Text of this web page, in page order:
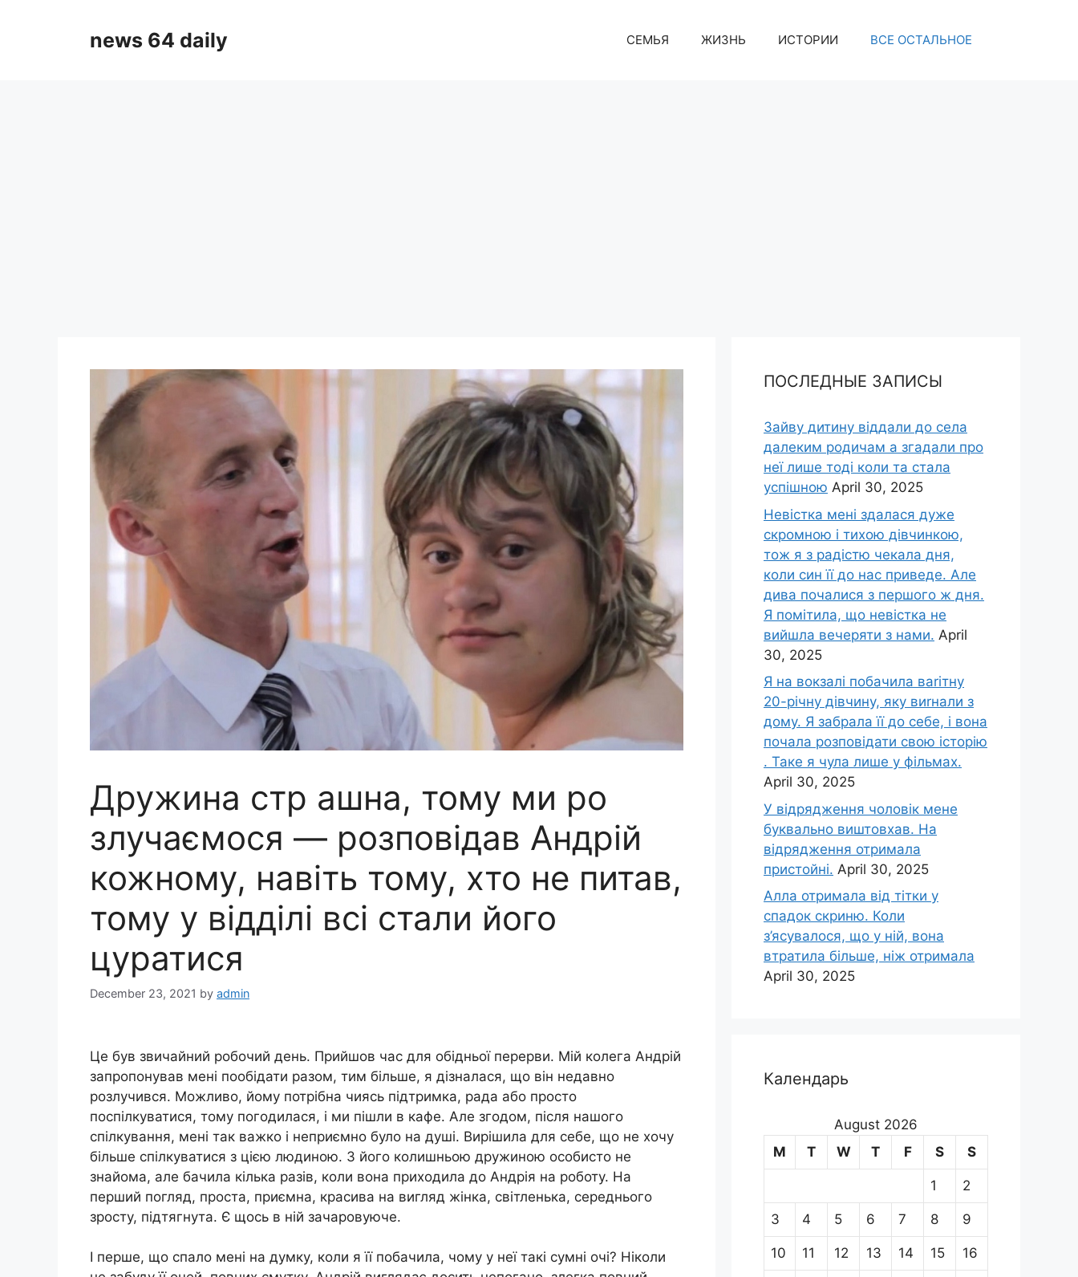
news 64 daily СЕМЬЯ ЖИЗНЬ ИСТОРИИ ВСЕ ОСТАЛЬНОЕ
Дружина стр ашна, тому ми ро
злучаємося — розповідав Андрій
кожному, навіть тому, хто не питав,
тому у відділі всі стали його
цуратися
December 23, 2021 by admin
Це був звичайний робочий день. Прийшов час для обідньої перерви. Мій колега Андрій
запропонував мені пообідати разом, тим більше, я дізналася, що він недавно
розлучився. Можливо, йому потрібна чиясь підтримка, рада або просто
поспілкуватися, тому погодилася, і ми пішли в кафе. Але згодом, після нашого
спілкування, мені так важко і неприємно було на душі. Вирішила для себе, що не хочу
більше спілкуватися з цією людиною. З його колишньою дружиною особисто не
знайома, але бачила кілька разів, коли вона приходила до Андрія на роботу. На
перший погляд, проста, приємна, красива на вигляд жінка, світленька, середнього
зросту, підтягнута. Є щось в ній зачаровуюче.
І перше, що спало мені на думку, коли я її побачила, чому у неї такі сумні очі? Ніколи
ПОСЛЕДНЫЕ ЗАПИСЫ
Зайву дитину віддали до села
далеким родичам а згадали про
неї лише тоді коли та стала
успішною April 30, 2025
Невістка мені здалася дуже
скромною і тихою дівчинкою,
тож я з радістю чекала дня,
коли син її до нас приведе. Але
дива почалися з першого ж дня.
Я помітила, що невістка не
вийшла вечеряти з нами. April
30, 2025
Я на вокзалі побачила ваrітну
20-річну дівчину, яку виrнали з
дому. Я забрала її до себе, і вона
почала розповідати свою історію
. Таке я чула лише у фільмах.
April 30, 2025
У відрядження чоловік мене
буквально виштовхав. На
відрядження отримала
пристойні. April 30, 2025
Алла отримала від тітки у
спадок скриню. Коли
з’ясувалося, що у ній, вона
втратила більше, ніж отримала
April 30, 2025
Календарь
August 2026
M
T W T F S S
1 2
3 4 5 6 7 8 9
10 11 12 13 14 15 16